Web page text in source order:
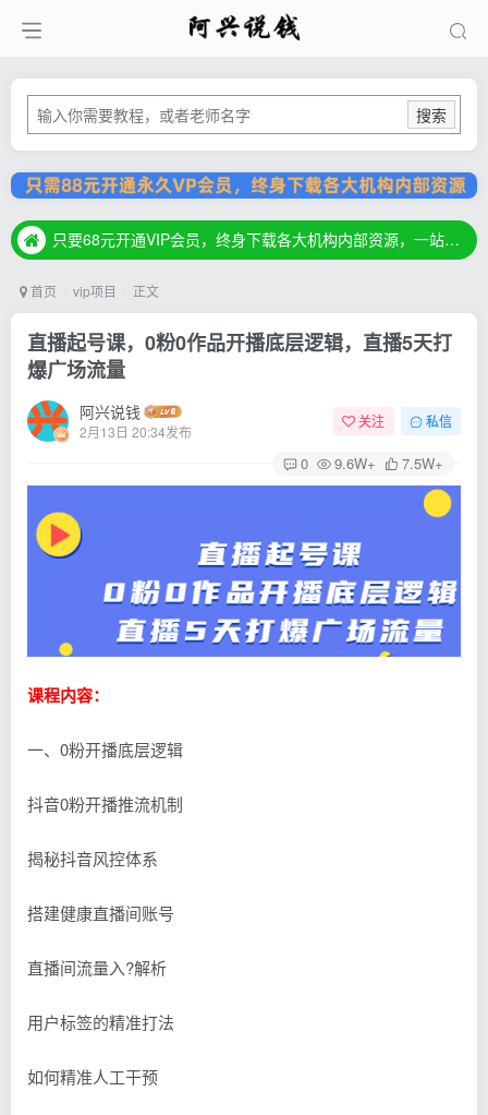
搜索
只要68元开通VIP会员，终身下载各大机构内部资源，一站式草根创业基地，最新最强网赚教程大全，小投入，大回报！
只要68元开通VIP会员，终身下载各大机构内部资源，一站式草根创业基地，最新最强网赚教程大全，小投入，大回报！
首页 vip项目 正文
直播起号课，0粉0作品开播底层逻辑，直播5天打
爆广场流量
阿兴说钱
2月13日 20:34发布
关注 私信
0 9.6W+ 7.5W+
课程内容：
一、0粉开播底层逻辑
抖音0粉开播推流机制
揭秘抖音风控体系
搭建健康直播间账号
直播间流量入?解析
用户标签的精准打法
如何精准人工干预